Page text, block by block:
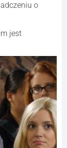
o
jest